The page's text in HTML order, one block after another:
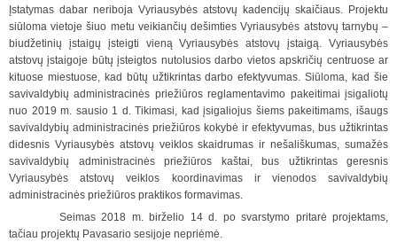
Įstatymas dabar neriboja Vyriausybės atstovų kadencijų skaičiaus. Projektu
siūloma vietoje šiuo metu veikiančių dešimties Vyriausybės atstovų tarnybų –
biudžetinių įstaigų įsteigti vieną Vyriausybės atstovų įstaigą. Vyriausybės
atstovų įstaigoje būtų įsteigtos nutolusios darbo vietos apskričių centruose ar
kituose miestuose, kad būtų užtikrintas darbo efektyvumas. Siūloma, kad šie
savivaldybių administracinės priežiūros reglamentavimo pakeitimai įsigaliotų
nuo 2019 m. sausio 1 d. Tikimasi, kad įsigaliojus šiems pakeitimams, išaugs
savivaldybių administracinės priežiūros kokybė ir efektyvumas, bus užtikrintas
didesnis Vyriausybės atstovų veiklos skaidrumas ir nešališkumas, sumažės
savivaldybių administracinės priežiūros kaštai, bus užtikrintas geresnis
Vyriausybės atstovų veiklos koordinavimas ir vienodos savivaldybių
administracinės priežiūros praktikos formavimas.
Seimas 2018 m. birželio 14 d. po svarstymo pritarė projektams,
tačiau projektų Pavasario sesijoje nepriėmė.